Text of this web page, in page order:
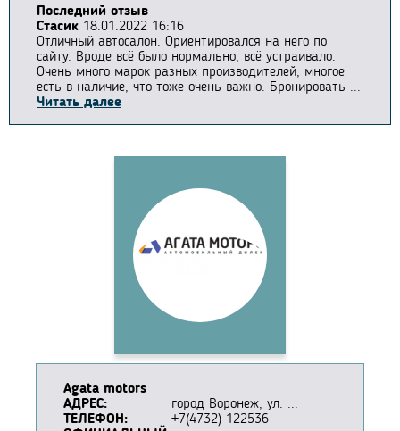
Последний отзыв
Стасик 18.01.2022 16:16
Отличный автосалон. Ориентировался на него по
сайту. Вроде всё было нормально, всё устраивало.
Очень много марок разных производителей, многое
есть в наличие, что тоже очень важно. Бронировать ...
Читать далее
Agata motors
АДРЕС:
город Воронеж, ул. ...
ТЕЛЕФОН:
+7(4732) 122536